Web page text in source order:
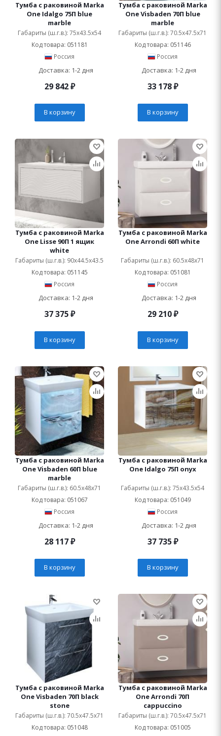
Тумба с раковиной Marka
One Idalgo 75П blue
marble
Габариты (ш.г.в.): 75x43.5x54
Код товара: 051181
Россия
Доставка: 1-2 дня
29 842₽
В корзину
Тумба с раковиной Marka
One Visbaden 70П blue
marble
Габариты (ш.г.в.): 70.5x47.5x71
Код товара: 051146
Россия
Доставка: 1-2 дня
33 178₽
В корзину
Тумба с раковиной Marka
One Lisse 90П 1 ящик
white
Габариты (ш.г.в.): 90x44.5x43.5
Код товара: 051145
Россия
Доставка: 1-2 дня
37 375₽
В корзину
Тумба с раковиной Marka
One Arrondi 60П white
Габариты (ш.г.в.): 60.5x48x71
Код товара: 051081
Россия
Доставка: 1-2 дня
29 210₽
В корзину
Тумба с раковиной Marka
One Visbaden 60П blue
marble
Габариты (ш.г.в.): 60.5x48x71
Код товара: 051067
Россия
Доставка: 1-2 дня
28 117₽
В корзину
Тумба с раковиной Marka
One Idalgo 75П onyx
Габариты (ш.г.в.): 75x43.5x54
Код товара: 051049
Россия
Доставка: 1-2 дня
37 735₽
В корзину
Тумба с раковиной Marka
One Visbaden 70П black
stone
Габариты (ш.г.в.): 70.5x47.5x71
Код товара: 051048
Тумба с раковиной Marka
One Arrondi 70П
cappuccino
Габариты (ш.г.в.): 70.5x47.5x71
Код товара: 051005